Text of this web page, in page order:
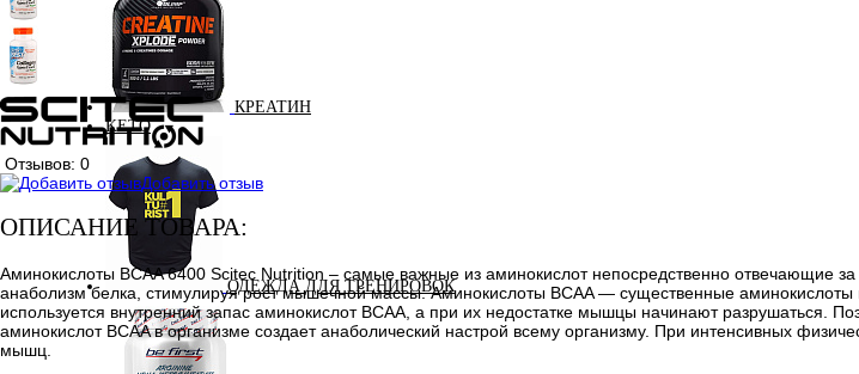
КРЕАТИН
KETO
ОДЕЖДА ДЛЯ ТРЕНИРОВОК
Отзывов: 0
Добавить отзыв
ОПИСАНИЕ ТОВАРА:
Аминокислоты BCAA 6400 Scitec Nutrition – самые важные из аминокислот непосредственно отвечающие
анаболизм белка, стимулируя рост мышечной массы. Аминокислоты BCAA — существенные аминокислоты
используется внутренний запас аминокислот BCAA, а при их недостатке мышцы начинают разрушаться.
аминокислот BCAA в организме создает анаболический настрой всему организму. При интенсивных
мышц.